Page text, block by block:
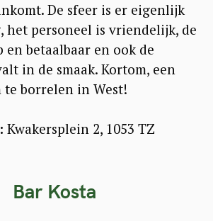
De sfeer is er eigenlijk
het personeel is vriendelijk, de
betaalbaar en ook de
in de smaak. Kortom, een
te borrelen in West!
Kwakersplein 2, 1053 TZ
Bar Kosta